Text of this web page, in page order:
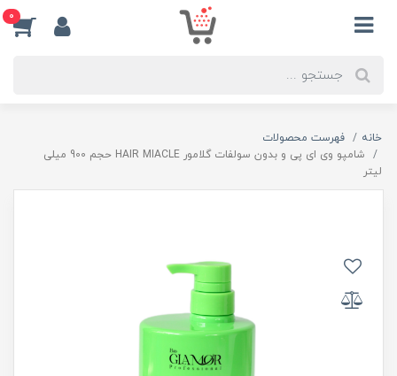
0
خانه
فهرست محصولات
شامپو وی ای پی و بدون سولفات گلامور HAIR MIACLE حجم 900 میلی
لیتر